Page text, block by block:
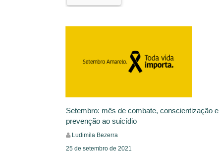
Setembro: mês de combate, conscientização e
prevenção ao suicídio
Ludimila Bezerra
25 de setembro de 2021